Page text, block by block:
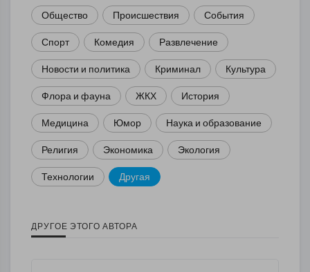
Общество Происшествия События
Спорт Комедия Развлечение
Новости и политика Криминал Культура
Флора и фауна ЖКХ История
Медицина Юмор Наука и образование
Религия Экономика Экология
Технологии Другая
ДРУГОЕ ЭТОГО АВТОРА